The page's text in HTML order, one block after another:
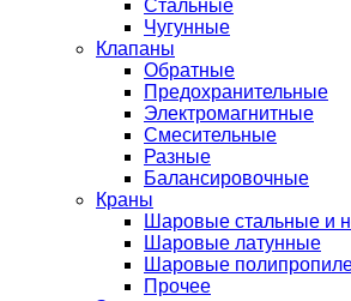
Стальные
Чугунные
Клапаны
Обратные
Предохранительные
Электромагнитные
Смесительные
Разные
Балансировочные
Краны
Шаровые стальные и
Шаровые латунные
Шаровые
Прочее